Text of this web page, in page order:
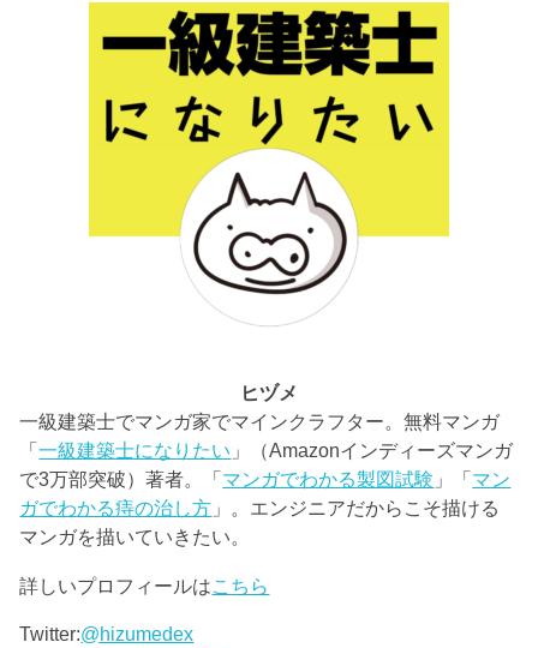
ヒヅメ
一級建築士でマンガ家でマインクラフター。無料マンガ
「一級建築士になりたい 」（Amazonインディーズマンガ
で3万部突破）著者。「 マンガでわかる製図試験 」「 マン
ガでわかる痔の治し方 」。エンジニアだからこそ描ける
マンガを描いていきたい。
詳しいプロフィールはこちら
Twitter:@hizumedex